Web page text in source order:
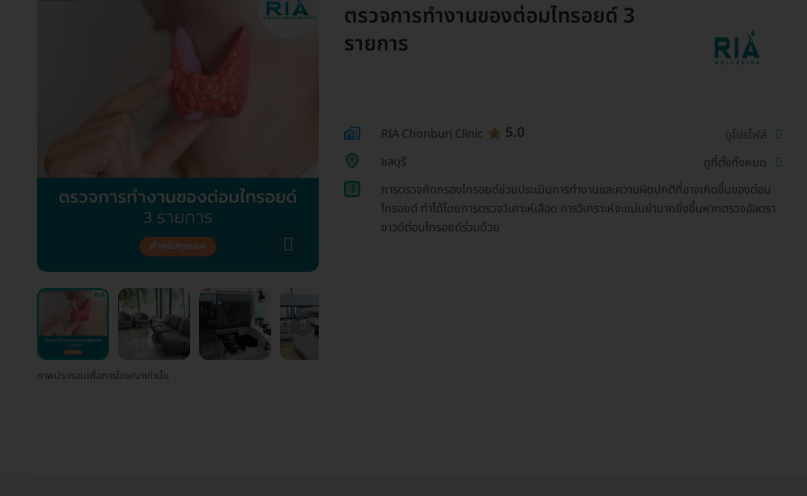
ภาพประกอบเพื่อการโฆษณาเท่านั้น
ตรวจการทำงานของต่อมไทรอยด์ 3
รายการ
RIA Chonburi Clinic 5.0
ดูโปรไฟล์
ชลบุรี
ดูที่ตั้งทั้งหมด
1
การตรวจคัดกรองไทรอยด์ช่วยประเมินการทำงานและความผิดปกติที่อาจเกิดขึ้นของต่อม
ไทรอยด์ ทำได้โดยการตรวจวิเคาะห์เลือด การวิเคราะห์จะแม่นยำมากยิ่งขึ้นหากตรวจอัลตรา
ซาวด์ต่อมไทรอยด์ร่วมด้วย